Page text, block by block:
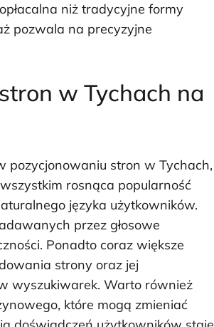
niż tradycyjne formy
pozwala na precyzyjne
w Tychach na
pozycjonowaniu stron w Tychach,
rosnąca popularność
języka użytkowników.
przez głosowe
Ponadto coraz większe
strony oraz jej
wyszukiwarek. Warto również
które mogą zmieniać